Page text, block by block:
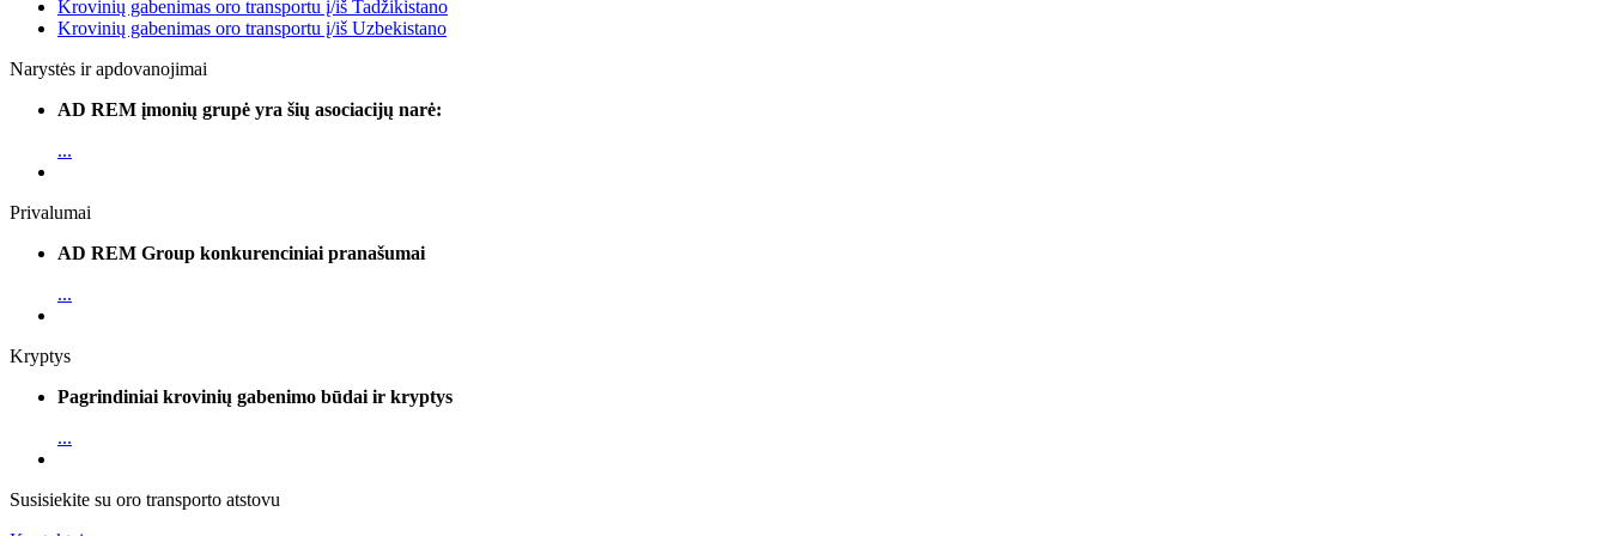
Krovinių gabenimas oro transportu į/iš Tadžikistano
Krovinių gabenimas oro transportu į/iš Uzbekistano
Narystės ir apdovanojimai
AD REM įmonių grupė yra šių asociacijų narė:
...
Privalumai
AD REM Group konkurenciniai pranašumai
...
Kryptys
Pagrindiniai krovinių gabenimo būdai ir kryptys
...
Susisiekite su oro transporto atstovu